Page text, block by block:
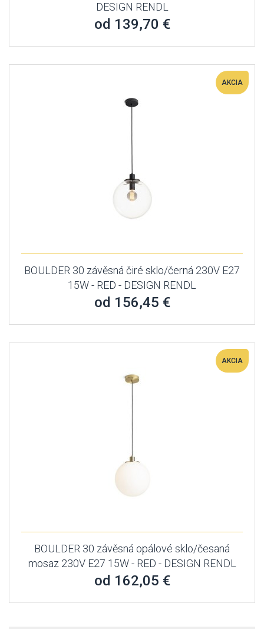
DESIGN RENDL
od 139,70 €
AKCIA
BOULDER 30 závěsná čiré sklo/černá 230V E27
15W - RED - DESIGN RENDL
od 156,45 €
AKCIA
BOULDER 30 závěsná opálové sklo/česaná
mosaz 230V E27 15W - RED - DESIGN RENDL
od 162,05 €